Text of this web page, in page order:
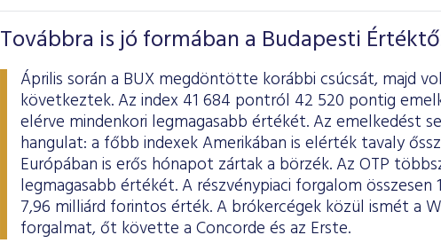
Továbbra is jó formában a Budapesti
Április során a BUX megdöntötte korábbi csúcsát, majd
következtek. Az index 41 684 pontról 42 520 pontig
elérve mindenkori legmagasabb értékét. Az emelkedést
hangulat: a főbb indexek Amerikában is elérték tavaly
Európában is erős hónapot zártak a börzék. Az OTP
legmagasabb értékét. A részvénypiaci forgalom
7,96 milliárd forintos érték. A brókercégek közül ismét a
forgalmat, őt követte a Concorde és az Erste.